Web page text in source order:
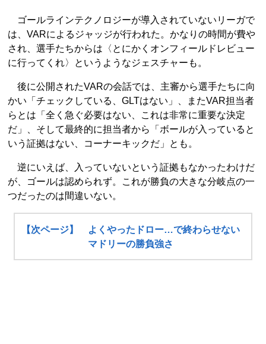
ゴールラインテクノロジーが導入されていないリーガで
は、VARによるジャッジが行われた。かなりの時間が費や
され、選手たちからは〈とにかくオンフィールドレビュー
に行ってくれ〉というようなジェスチャーも。
後に公開されたVARの会話では、主審から選手たちに向
かい「チェックしている、GLTはない」、またVAR担当者
らとは「全く急ぐ必要はない、これは非常に重要な決定
だ」、そして最終的に担当者から「ボールが入っていると
いう証拠はない、コーナーキックだ」とも。
逆にいえば、入っていないという証拠もなかったわけだ
が、ゴールは認められず。これが勝負の大きな分岐点の一
つだったのは間違いない。
【次ページ】 よくやったドロー…で終わらせない
マドリーの勝負強さ